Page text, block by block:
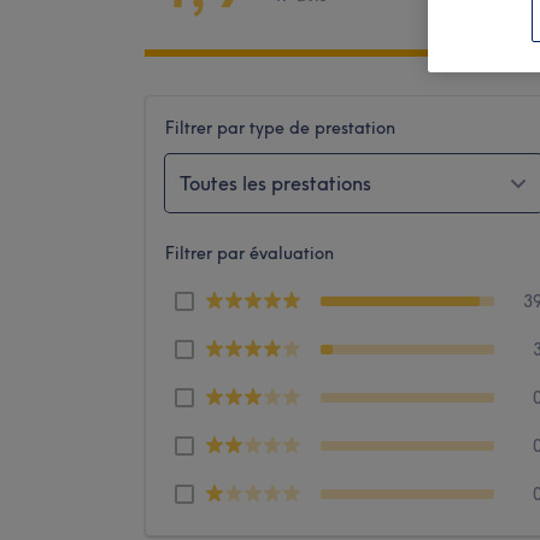
Filtrer par type de prestation
Toutes les prestations
Filtrer par évaluation
3